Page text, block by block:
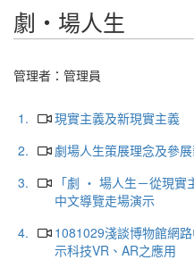
劇‧場人生
管理者： 管理員
1.
現實主義及新現實主義
2.
劇場人生策展理念及參
3.
「劇 ‧ 場人生－從現實
中文導覽走場演示
4.
1081029淺談博物館網
示科技VR、AR之應用